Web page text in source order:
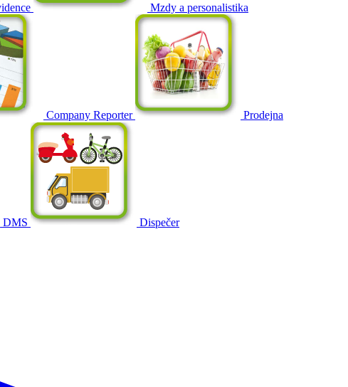
Mzdy a personalistika
Company Reporter Prodejna
DMS
Dispečer